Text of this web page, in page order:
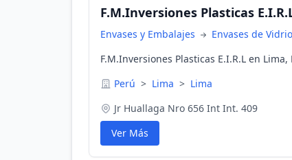
F.M.Inversiones Plasticas
Envases y Embalajes
Envases de Vidrio
F.M.Inversiones Plasticas E.I.R.L en Lima,
Perú > Lima > Lima
Jr Huallaga Nro 656 Int Int. 409
Ver Más